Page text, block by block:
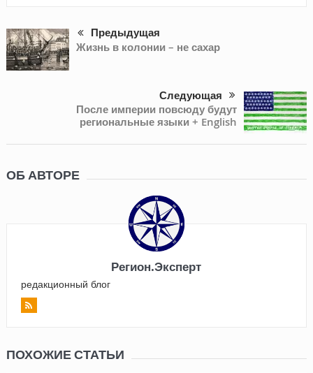
Предыдущая
Жизнь в колонии – не сахар
Следующая
После империи повсюду будут
региональные языки + English
ОБ АВТОРЕ
Регион.Эксперт
редакционный блог
ПОХОЖИЕ СТАТЬИ